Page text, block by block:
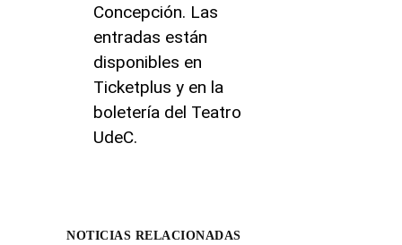
Concepción. Las
entradas están
disponibles en
Ticketplus y en la
boletería del Teatro
UdeC.
NOTICIAS RELACIONADAS